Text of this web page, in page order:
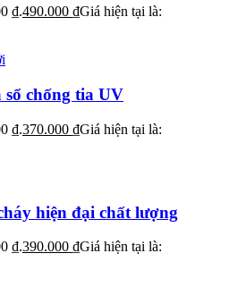
₫.490.000 ₫Giá hiện tại là:
sổ chống tia UV
₫.370.000 ₫Giá hiện tại là:
hiện đại chất lượng
₫.390.000 ₫Giá hiện tại là: